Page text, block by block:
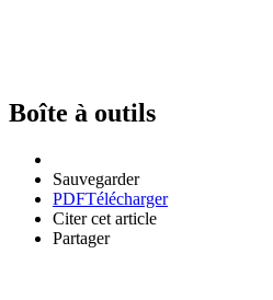
Boîte à outils
Sauvegarder
PDFTélécharger
Citer cet article
Partager